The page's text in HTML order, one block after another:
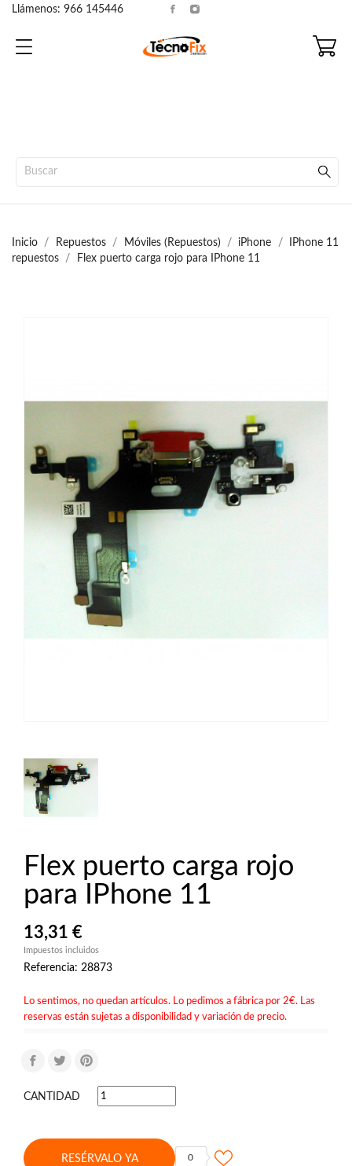
Llámenos: 966 145446
Inicio Repuestos Móviles (Repuestos) iPhone
IPhone 11
repuestos
Flex puerto carga rojo para IPhone 11
Flex puerto carga rojo
para IPhone 11
13,31 €
Impuestos incluidos
Referencia: 28873
Lo sentimos, no quedan artículos. Lo pedimos a fábrica por 2€. Las
reservas están sujetas a disponibilidad y variación de precio.
CANTIDAD
RESÉRVALO YA 0